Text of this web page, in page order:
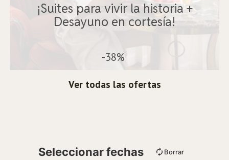
¡Suites para vivir la historia +
Desayuno en cortesía!
-38%
Ver todas las ofertas
Seleccionar fechas Borrar